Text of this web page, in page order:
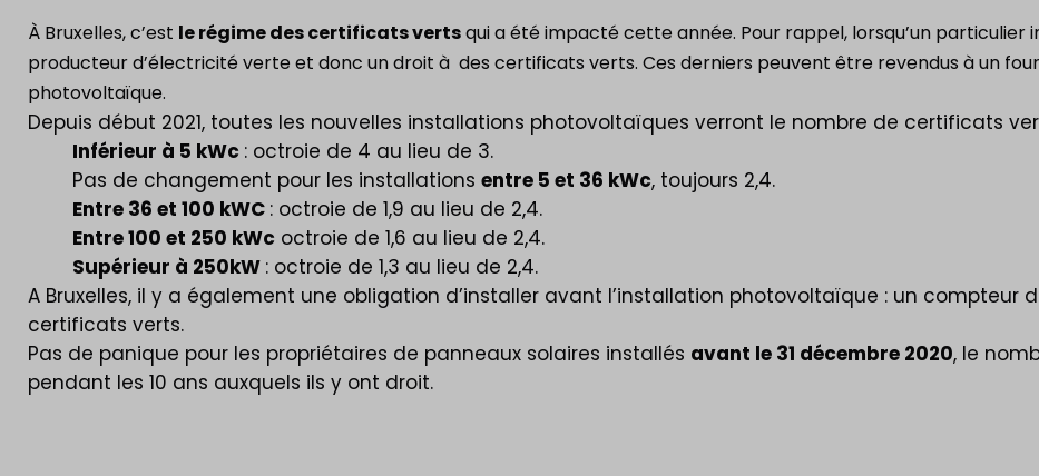
À Bruxelles, c’est le régime des certificats vertsqui a été impacté cette année. Pour rappel, lorsqu’un particulier
producteur d’électricité verte et donc un droit à des certificats verts. Ces derniers peuvent être revendus à un
photovoltaïque.
Depuis début 2021, toutes les nouvelles installations photovoltaïques verront le nombre de certificats
Inférieur à 5 kWc : octroie de 4 au lieu de 3.
Pas de changement pour les installations entre 5 et 36 kWc, toujours 2,4.
Entre 36 et 100 kWC : octroie de 1,9 au lieu de 2,4.
Entre 100 et 250 kWc octroie de 1,6 au lieu de 2,4.
Supérieur à 250kW : octroie de 1,3 au lieu de 2,4.
A Bruxelles, il y a également une obligation d’installer avant l’installation photovoltaïque : un compteur
certificats verts.
Pas de panique pour les propriétaires de panneaux solaires installés avant le 31 décembre 2020, le
pendant les 10 ans auxquels ils y ont droit.